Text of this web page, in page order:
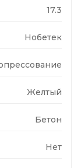
17.3
Нобетек
Желтый
Бетон
Нет